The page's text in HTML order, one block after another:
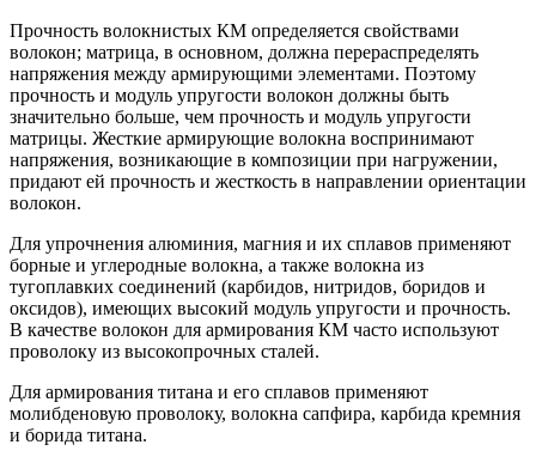
Прочность волокнистых КМ определяется свойствами
волокон; матрица, в основном, должна перераспределять
напряжения между армирующими элементами. Поэтому
прочность и модуль упругости волокон должны быть
значительно больше, чем прочность и модуль упругости
матрицы. Жесткие армирующие волокна воспринимают
напряжения, возникающие в композиции при нагружении,
придают ей прочность и жесткость в направлении ориентации
волокон.
Для упрочнения алюминия, магния и их сплавов применяют
борные и углеродные волокна, а также волокна из
тугоплавких соединений (карбидов, нитридов, боридов и
оксидов), имеющих высокий модуль упругости и прочность.
В качестве волокон для армирования КМ часто используют
проволоку из высокопрочных сталей.
Для армирования титана и его сплавов применяют
молибденовую проволоку, волокна сапфира, карбида кремния
и борида титана.